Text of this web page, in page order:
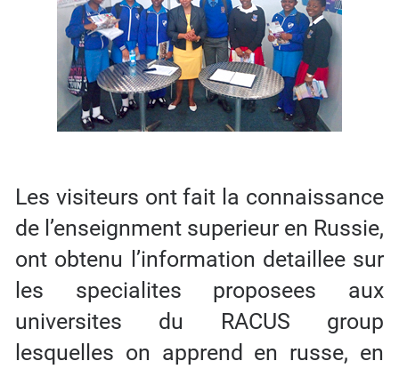
Les visiteurs ont fait la connaissance
de l’enseignment superieur en Russie,
ont obtenu l’information detaillee sur
les specialites proposees aux
universites du RACUS group
lesquelles on apprend en russe, en